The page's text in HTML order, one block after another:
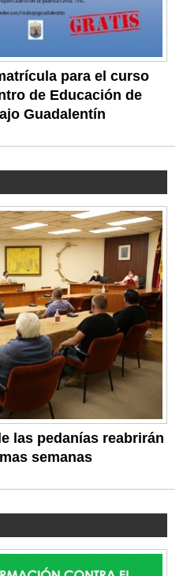
para el curso
de Educación de
Guadalentín
las pedanías reabrirán
semanas